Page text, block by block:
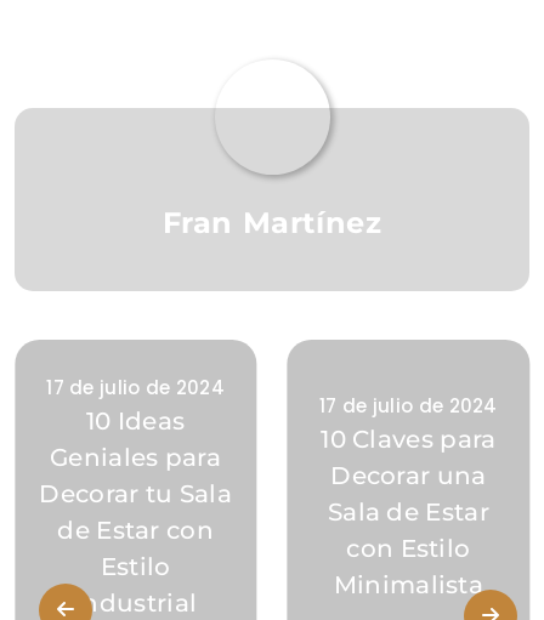
Fran Martínez
17 de julio de 2024
10 Ideas
Geniales para
Decorar tu Sala
de Estar con
Estilo
Industrial
17 de julio de 2024
10 Claves para
Decorar una
Sala de Estar
con Estilo
Minimalista